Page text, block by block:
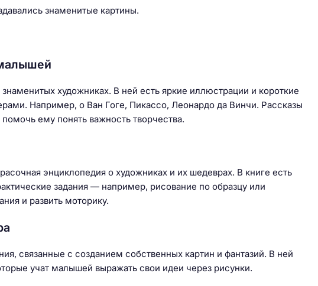
знаменитые картины.
художниках. В ней есть яркие иллюстрации и короткие
Например, о Ван Гоге, Пикассо, Леонардо да Винчи. Рассказы
ему понять важность творчества.
энциклопедия о художниках и их шедеврах. В книге есть
задания — например, рисование по образцу или
и развить моторику.
связанные с созданием собственных картин и фантазий. В ней
учат малышей выражать свои идеи через рисунки.